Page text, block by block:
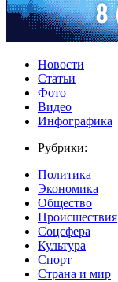
Новости
Статьи
Фото
Видео
Инфографика
Рубрики:
Политика
Экономика
Общество
Происшествия
Соцсфера
Культура
Спорт
Страна и мир